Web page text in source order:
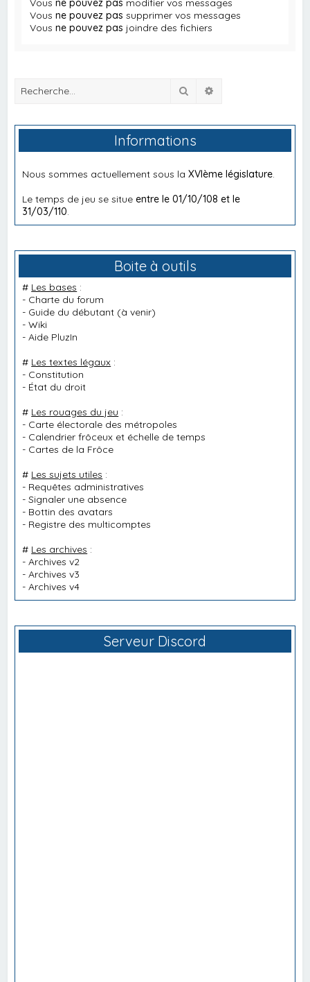
Vousne pouvez pas supprimer vos messages
Vousne pouvez pas joindre des fichiers
Rechercher
Informations
Nous sommes actuellement sous laXVIème législature
Le temps de jeu se situeentre le 01/10/108 et le
31/03/110
Boite à outils
# Les bases :
- Charte du forum
- Guide du débutant (à venir)
-Wiki
-Aide PluzIn
# Les textes légaux :
- Constitution
- État du droit
# Les rouages du jeu :
- Carte électorale des métropoles
- Calendrier frôceux et échelle de temps
- Cartes de la Frôce
# Les sujets utiles :
- Requêtes administratives
-Signaler une absence
- Bottin des avatars
- Registre des multicomptes
# Les archives :
-Archives v2
-Archives v3
-Archives v4
Serveur Discord